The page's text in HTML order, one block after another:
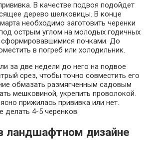
В качестве подвоя подойдет
дерево шелковицы. В конце
необходимо заготовить черенки
острым углом на молодых годичных
почками. До
в погреб или холодильник.
за две недели до него на подвое
срез, чтобы точно совместить его
обмазать размягченным садовым
мешковиной, укрепить проволокой.
прижилась прививка или нет.
делать 4-5 черенков.
ландшафтном дизайне